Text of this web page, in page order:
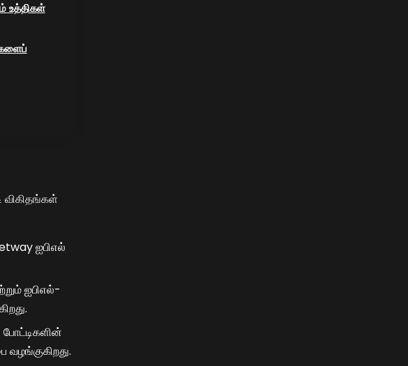
உத்திகள்
ஐபிஎல்
ஐபிஎல்-
வழங்குகிறது.